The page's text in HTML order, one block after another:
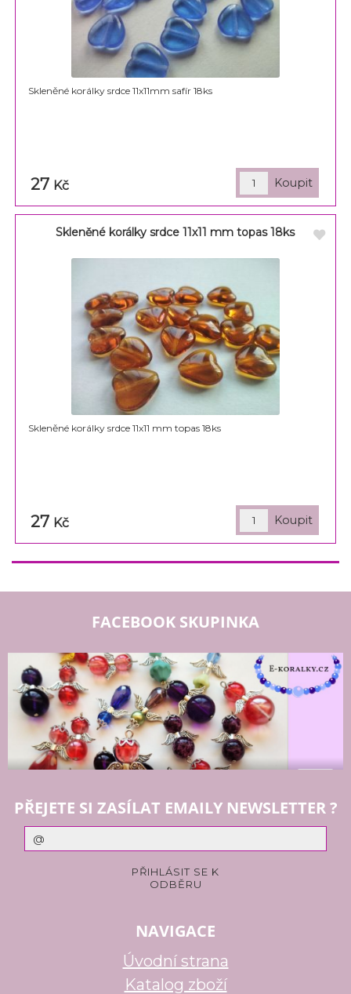
Skleněné korálky srdce 11x11mm safír 18ks
27 Kč
Skleněné korálky srdce 11x11 mm topas 18ks
Skleněné korálky srdce 11x11 mm topas 18ks
27 Kč
FACEBOOK SKUPINKA
PŘEJETE SI ZASÍLAT EMAILY NEWSLETTER ?
NAVIGACE
Úvodní strana
Katalog zboží